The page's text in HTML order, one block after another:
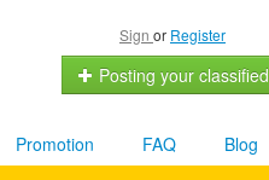
Sign or Register
Posting your classified
Blog
FAQ
Promotion